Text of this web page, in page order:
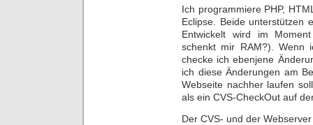
Ich programmiere PHP,
Eclipse. Beide unterstützen
Entwickelt wird im
schenkt mir RAM?). Wenn
checke ich ebenjene
ich diese Änderungen am
Webseite nachher laufen
als ein CVS-CheckOut auf
Der CVS- und der